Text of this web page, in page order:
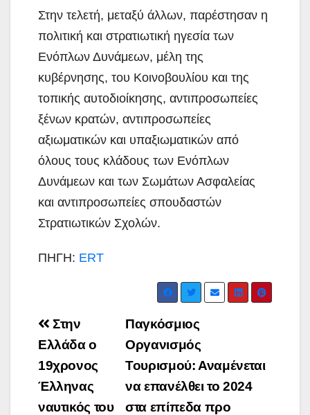
Στην τελετή, μεταξύ άλλων, παρέστησαν η
πολιτική και στρατιωτική ηγεσία των
Ενόπλων Δυνάμεων, μέλη της
κυβέρνησης, του Κοινοβουλίου και της
τοπικής αυτοδιοίκησης, αντιπροσωπείες
ξένων κρατών, αντιπροσωπείες
αξιωματικών και υπαξιωματικών από
όλους τους κλάδους των Ενόπλων
Δυνάμεων και των Σωμάτων Ασφαλείας
και αντιπροσωπείες σπουδαστών
Στρατιωτικών Σχολών.
ΠΗΓΗ: ERT
Post
navigation
Παγκόσμιος
Οργανισμός
Τουρισμού: Αναμένεται
να επανέλθει το 2024
στα επίπεδα προ
Στην
Ελλάδα ο
19χρονος
Έλληνας
ναυτικός του